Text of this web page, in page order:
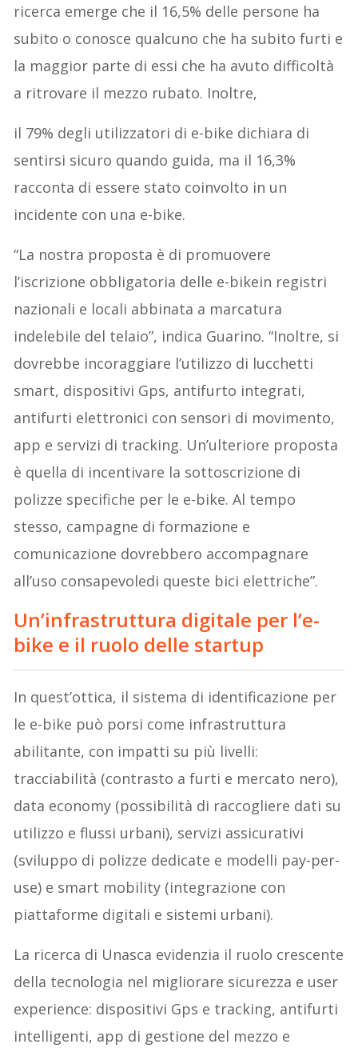
ricerca emerge che il 16,5% delle persone ha
subito o conosce qualcuno che ha subito furti e
la maggior parte di essi che ha avuto difficoltà
a ritrovare il mezzo rubato. Inoltre,
il 79% degli utilizzatori di e-bike dichiara di
sentirsi sicuro quando guida, ma il 16,3%
racconta di essere stato coinvolto in un
incidente con una e-bike.
“La nostra proposta è di promuovere
l’iscrizione obbligatoria delle e-bikein registri
nazionali e locali abbinata a marcatura
indelebile del telaio”, indica Guarino. “Inoltre, si
dovrebbe incoraggiare l’utilizzo di lucchetti
smart, dispositivi Gps, antifurto integrati,
antifurti elettronici con sensori di movimento,
app e servizi di tracking. Un’ulteriore proposta
è quella di incentivare la sottoscrizione di
polizze specifiche per le e-bike. Al tempo
stesso, campagne di formazione e
comunicazione dovrebbero accompagnare
all’uso consapevoledi queste bici elettriche”.
Un’infrastruttura digitale per l’e-
bike e il ruolo delle startup
In quest’ottica, il sistema di identificazione per
le e-bike può porsi come infrastruttura
abilitante, con impatti su più livelli:
tracciabilità (contrasto a furti e mercato nero),
data economy (possibilità di raccogliere dati su
utilizzo e flussi urbani), servizi assicurativi
(sviluppo di polizze dedicate e modelli pay-per-
use) e smart mobility (integrazione con
piattaforme digitali e sistemi urbani).
La ricerca di Unasca evidenzia il ruolo crescente
della tecnologia nel migliorare sicurezza e user
experience: dispositivi Gps e tracking, antifurti
intelligenti, app di gestione del mezzo e